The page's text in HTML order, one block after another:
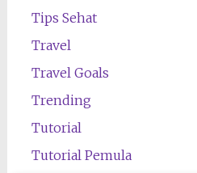
Tips Sehat
Travel
Travel Goals
Trending
Tutorial
Tutorial Pemula